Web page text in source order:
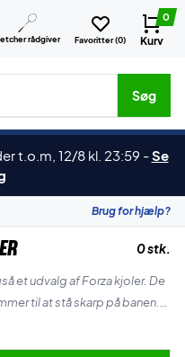
rådgiver Favoritter (0)
0
Kurv
etc.
Søg
t.o.m, 12/8 kl. 23:59 -Se
Brug for hjælp?
0 stk.
et udvalg af Forza kjoler. De
til at stå skarp på banen.